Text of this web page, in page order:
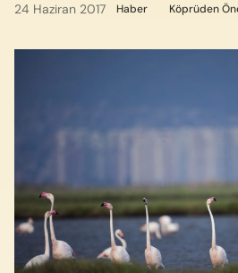
24 Haziran 2017 Haber Köprüden